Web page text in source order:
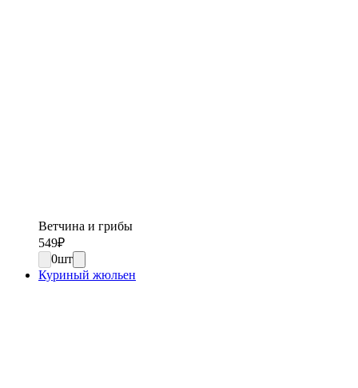
Ветчина и грибы
549₽
0шт
Куриный жюльен